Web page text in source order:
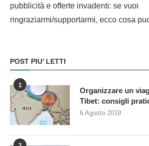
pubblicità e offerte invadenti: se vuoi
ringraziarmi/supportarmi, ecco cosa
POST PIU’ LETTI
1
Organizzare un
Tibet: consigli
6 Agosto 2019